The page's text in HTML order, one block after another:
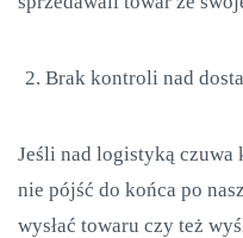
Brak kontroli nad
Jeśli nad logistyką czuwa
nie pójść do końca po
wysłać towaru czy też